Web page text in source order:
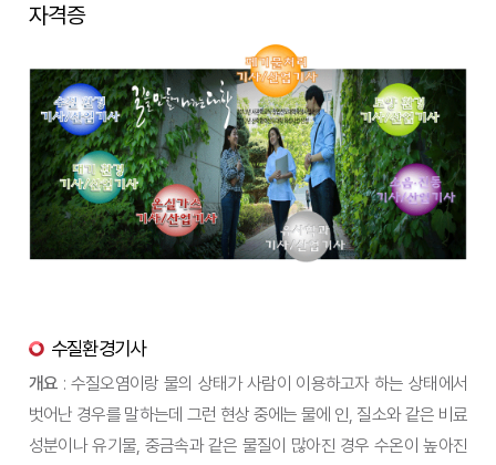
자격증
수질환경기사
개요 : 수질오염이랑 물의 상태가 사람이 이용하고자 하는 상태에서
벗어난 경우를 말하는데 그런 현상 중에는 물에 인, 질소와 같은 비료
성분이나 유기물, 중금속과 같은 물질이 많아진 경우 수온이 높아진